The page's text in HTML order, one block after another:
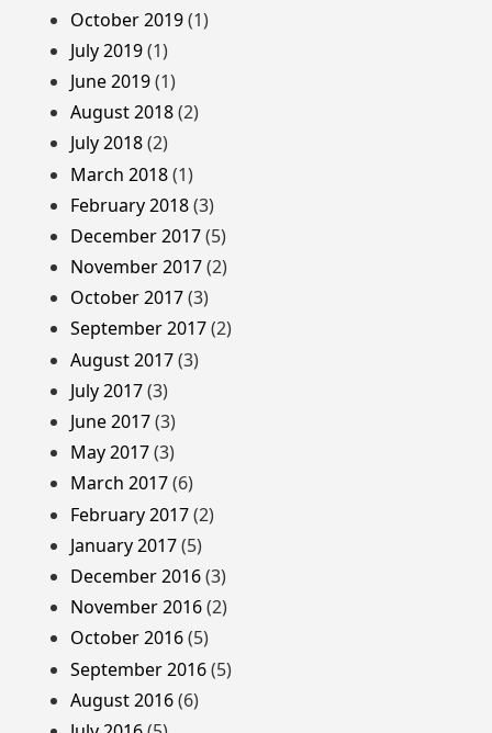
October 2019(1)
July 2019(1)
June 2019(1)
August 2018(2)
July 2018(2)
March 2018(1)
February 2018(3)
December 2017(5)
November 2017(2)
October 2017(3)
September 2017(2)
August 2017(3)
July 2017(3)
June 2017(3)
May 2017(3)
March 2017(6)
February 2017(2)
January 2017(5)
December 2016(3)
November 2016(2)
October 2016(5)
September 2016(5)
August 2016(6)